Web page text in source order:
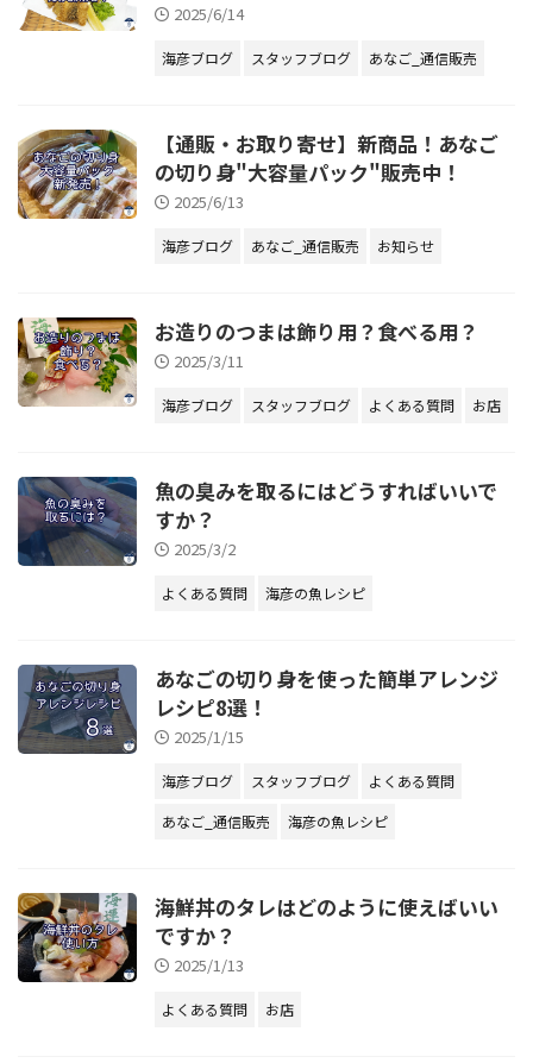
2025/6/14
海彦ブログ スタッフブログ あなご_通信販売
【通販・お取り寄せ】新商品！あなご
の切り身"大容量パック"販売中！
2025/6/13
海彦ブログ あなご_通信販売 お知らせ
お造りのつまは飾り用？食べる用？
2025/3/11
海彦ブログ スタッフブログ よくある質問 お店
魚の臭みを取るにはどうすればいいで
すか？
2025/3/2
よくある質問 海彦の魚レシピ
あなごの切り身を使った簡単アレンジ
レシピ8選！
2025/1/15
海彦ブログ スタッフブログ
よくある質問
あなご_通信販売
海彦の魚レシピ
海鮮丼のタレはどのように使えばいい
ですか？
2025/1/13
よくある質問 お店